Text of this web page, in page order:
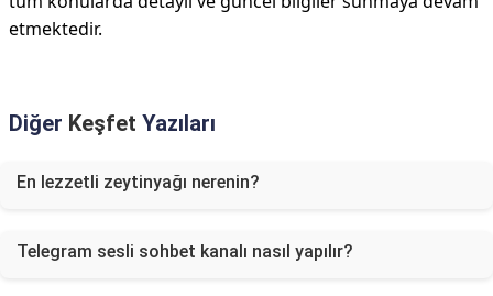
etmektedir.
Diğer Keşfet Yazıları
En lezzetli zeytinyağı nerenin?
Telegram sesli sohbet kanalı nasıl yapılır?